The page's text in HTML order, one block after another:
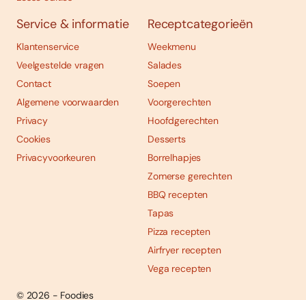
Service & informatie
Klantenservice
Veelgestelde vragen
Contact
Algemene voorwaarden
Privacy
Cookies
Privacyvoorkeuren
Receptcategorieën
Weekmenu
Salades
Soepen
Voorgerechten
Hoofdgerechten
Desserts
Borrelhapjes
Zomerse gerechten
BBQ recepten
Tapas
Pizza recepten
Airfryer recepten
Vega recepten
© 2026 - Foodies